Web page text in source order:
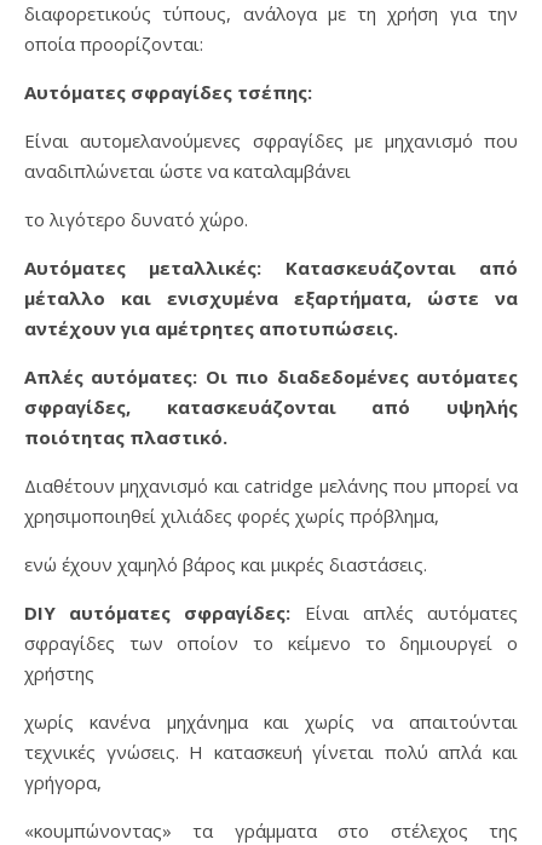
διαφορετικούς τύπους, ανάλογα με τη χρήση για την
οποία προορίζονται:
Αυτόματες σφραγίδες τσέπης:
Είναι αυτομελανούμενες σφραγίδες με μηχανισμό που
αναδιπλώνεται ώστε να καταλαμβάνει
το λιγότερο δυνατό χώρο.
Αυτόματες μεταλλικές: Κατασκευάζονται από
μέταλλο και ενισχυμένα εξαρτήματα, ώστε να
αντέχουν για αμέτρητες αποτυπώσεις.
Απλές αυτόματες: Οι πιο διαδεδομένες αυτόματες
σφραγίδες, κατασκευάζονται από υψηλής
ποιότητας πλαστικό.
Διαθέτουν μηχανισμό και catridge μελάνης που μπορεί να
χρησιμοποιηθεί χιλιάδες φορές χωρίς πρόβλημα,
ενώ έχουν χαμηλό βάρος και μικρές διαστάσεις.
DIY αυτόματες σφραγίδες: Είναι απλές αυτόματες
σφραγίδες των οποίον το κείμενο το δημιουργεί ο
χρήστης
χωρίς κανένα μηχάνημα και χωρίς να απαιτούνται
τεχνικές γνώσεις. Η κατασκευή γίνεται πολύ απλά και
γρήγορα,
«κουμπώνοντας» τα γράμματα στο στέλεχος της